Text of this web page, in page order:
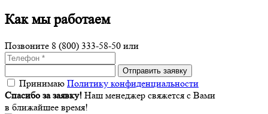
Как мы работаем
Позвоните 8 (800) 333-58-50 или
Принимаю Политику конфиденциальности
Спасибо за заявку! Наш менеджер свяжется с Вами
в ближайшее время!